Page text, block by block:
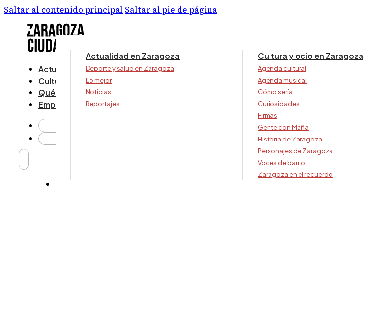
Saltar al contenido principal Saltar al pie de página
Actualidad
Cultura y ocio
Qué ver y hacer
Empresa
Actualidad en Zaragoza
Deporte y salud en Zaragoza
Lo mejor
Noticias
Reportajes
Cultura y ocio en Zaragoza
Agenda cultural
Agenda musical
Cómo sería
Curiosidades
Firmas
Gente con Maña
Historia de Zaragoza
Personajes de Zaragoza
Voces de barrio
Zaragoza en el recuerdo